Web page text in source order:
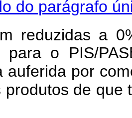
do parágrafo
reduzidas a
para o PIS/
auferida por
produtos de que